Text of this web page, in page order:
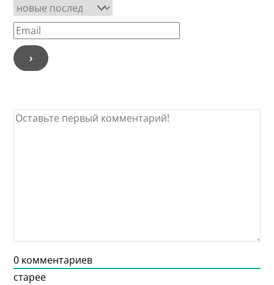
0 комментариев
старее